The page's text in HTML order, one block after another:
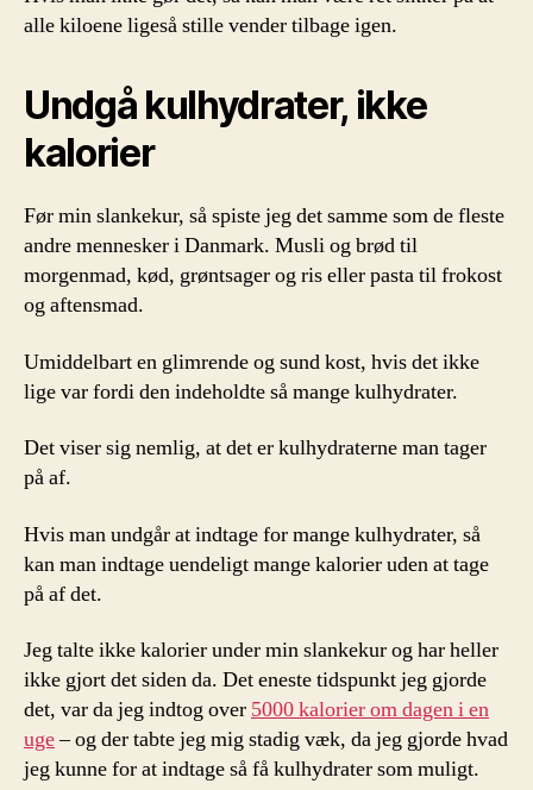
alle kiloene ligeså stille vender tilbage igen.
Undgå kulhydrater, ikke
kalorier
Før min slankekur, så spiste jeg det samme som de fleste
andre mennesker i Danmark. Musli og brød til
morgenmad, kød, grøntsager og ris eller pasta til frokost
og aftensmad.
Umiddelbart en glimrende og sund kost, hvis det ikke
lige var fordi den indeholdte så mange kulhydrater.
Det viser sig nemlig, at det er kulhydraterne man tager
på af.
Hvis man undgår at indtage for mange kulhydrater, så
kan man indtage uendeligt mange kalorier uden at tage
på af det.
Jeg talte ikke kalorier under min slankekur og har heller
ikke gjort det siden da. Det eneste tidspunkt jeg gjorde
det, var da jeg indtog over 5000 kalorier om dagen i en
uge– og der tabte jeg mig stadig væk, da jeg gjorde hvad
jeg kunne for at indtage så få kulhydrater som muligt.